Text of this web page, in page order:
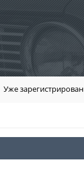
Уже